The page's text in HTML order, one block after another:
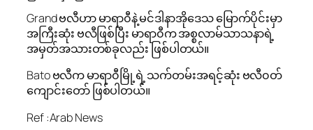
Grand ဗလီဟာ မာရာ၀ီနဲ့ မင်ဒါနာအိုဒေသ မြောက်ပိုင်းမှာ
အကြီးဆုံး ဗလီဖြစ်ပြီး မာရာ၀ီက အစ္စလာမ်သာသနာရဲ့
အမှတ်အသားတစ်ခုလည်း ဖြစ်ပါတယ်။
Bato ဗလီက မာရာ၀ီမြို့ရဲ့ သက်တမ်းအရင့်ဆုံး ဗလီ၀တ်
ကျောင်းတော် ဖြစ်ပါတယ်။
Ref :Arab News